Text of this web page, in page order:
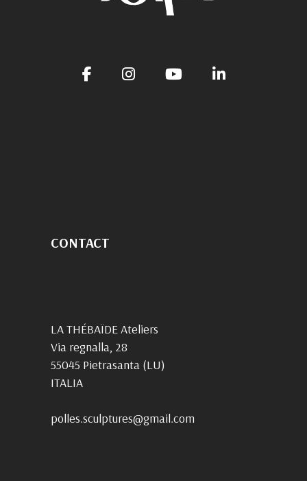
CONTACT
LA THÉBAÏDE Ateliers
Via regnalla, 28
55045 Pietrasanta (LU)
ITALIA
polles.sculptures@gmail.com